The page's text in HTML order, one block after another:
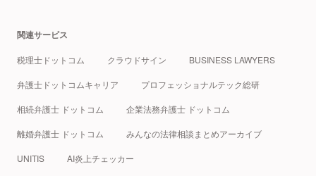
関連サービス
税理士ドットコム クラウドサイン BUSINESS LAWYERS
弁護士ドットコムキャリア プロフェッショナルテック総研
相続弁護士 ドットコム 企業法務弁護士 ドットコム
離婚弁護士 ドットコム みんなの法律相談まとめアーカイブ
UNITIS AI炎上チェッカー